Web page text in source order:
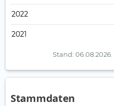
2022
2021
Stand: 06.08.2026.
Stammdaten